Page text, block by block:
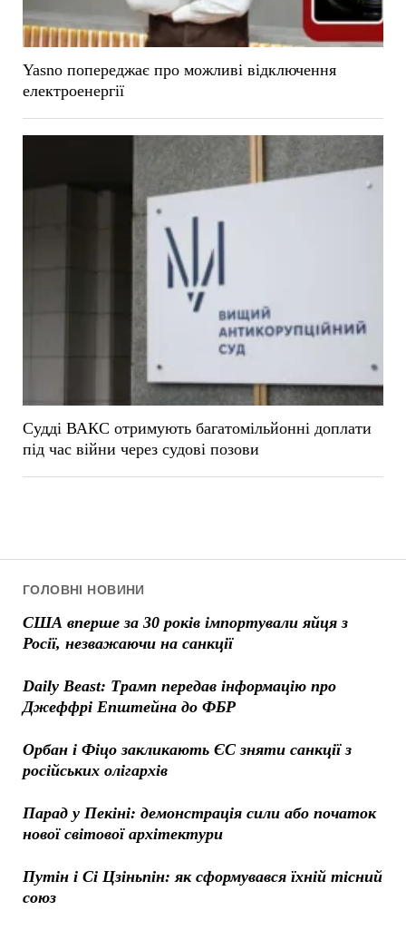
ГОЛОВНІ НОВИНИ
США вперше за 30 років імпортували яйця з
Росії, незважаючи на санкції
Daily Beast: Трамп передав інформацію про
Джеффрі Епштейна до ФБР
Орбан і Фіцо закликають ЄС зняти санкції з
російських олігархів
Парад у Пекіні: демонстрація сили або початок
нової світової архітектури
Путін і Сі Цзіньпін: як сформувався їхній тісний
союз
Yasno попереджає про можливі відключення
електроенергії
Судді ВАКС отримують багатомільйонні доплати
під час війни через судові позови